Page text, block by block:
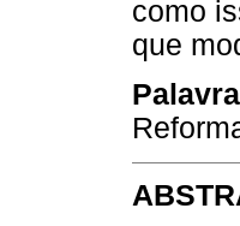
como
que